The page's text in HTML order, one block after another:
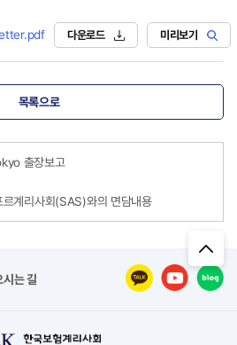
다운로드 미리보기
목록으로
출장보고
계리사회(SAS)와의 면담내용
시는 길